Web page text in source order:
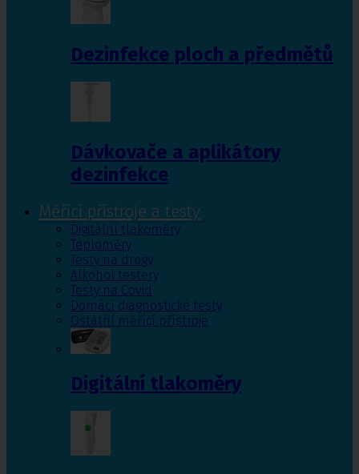
Dezinfekce ploch a předmětů
Dávkovače a aplikátory
dezinfekce
Měřící přístroje a testy
Digitální tlakoměry
Teploměry
Testy na drogy
Alkohol testery
Testy na Covid
Domácí diagnostické testy
Ostatní měřící přístroje
Digitální tlakoměry